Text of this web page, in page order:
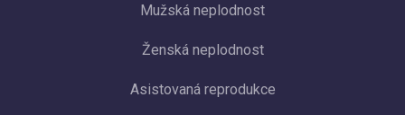
Mužská neplodnost
Ženská neplodnost
Asistovaná reprodukce